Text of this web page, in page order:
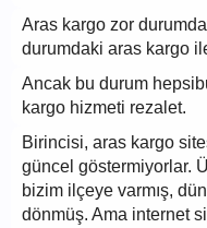
Aras kargo zor
durumdaki aras kargo
Ancak bu durum
kargo hizmeti rezalet.
Birincisi, aras kargo
güncel göstermiyorlar.
bizim ilçeye varmış,
dönmüş. Ama internet